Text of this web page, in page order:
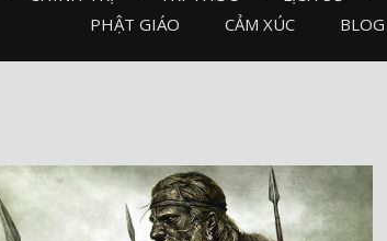
PHẬT GIÁO⠀
CẢM XÚC⠀ BLOG⠀